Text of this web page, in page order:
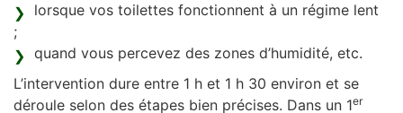
lorsque vos toilettes fonctionnent à un régime lent
;
quand vous percevez des zones d’humidité, etc.
L’intervention dure entre 1 h et 1 h 30 environ et se
déroule selon des étapes bien précises. Dans un 1er